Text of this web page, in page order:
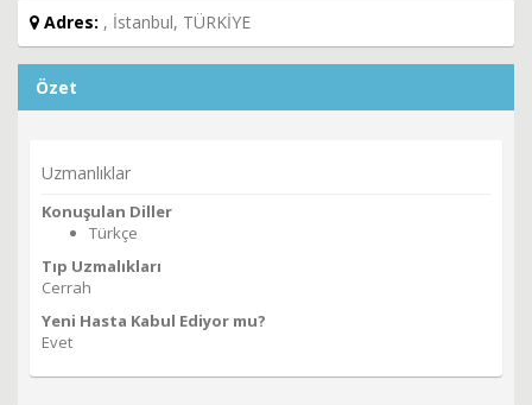
Adres: , İstanbul, TÜRKİYE
Özet
Uzmanlıklar
Konuşulan Diller
Türkçe
Tıp Uzmalıkları
Cerrah
Yeni Hasta Kabul Ediyor mu?
Evet